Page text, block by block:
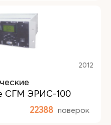
2012
СГМ ЭРИС-100
22388 поверок